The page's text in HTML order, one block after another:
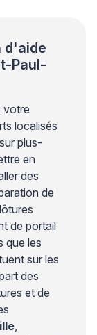
d'aide
Paul-
votre
localisés
plus-
en
des
de
de portail
que les
sur les
des
et de
,